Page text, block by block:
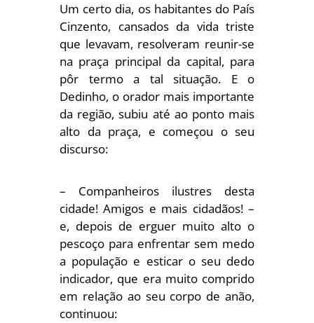
Um certo dia, os habitantes do País
Cinzento, cansados da vida triste
que levavam, resolveram reunir-se
na praça principal da capital, para
pôr termo a tal situação. E o
Dedinho, o orador mais importante
da região, subiu até ao ponto mais
alto da praça, e começou o seu
discurso:
– Companheiros ilustres desta
cidade! Amigos e mais cidadãos! –
e, depois de erguer muito alto o
pescoço para enfrentar sem medo
a população e esticar o seu dedo
indicador, que era muito comprido
em relação ao seu corpo de anão,
continuou: